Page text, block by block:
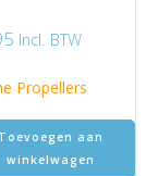
Incl. BTW
Propellers
Toevoegen aan
winkelwagen